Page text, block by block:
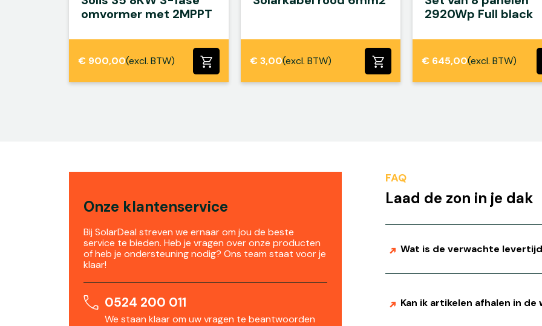
omvormer met 2MPPT
€ 900,00(excl. BTW) € 3,00(excl. BTW)
2920Wp Full black
€ 645,00(excl. BTW)
Onze klantenservice
Bij SolarDeal streven we ernaar om jou de beste
service te bieden. Heb je vragen over onze producten
of heb je ondersteuning nodig? Ons team staat voor je
klaar!
0524 200 011
We staan klaar om uw vragen te beantwoorden
FAQ
Laad de zon in je dak
Wat is de verwachte
Kan ik artikelen afhalen in de